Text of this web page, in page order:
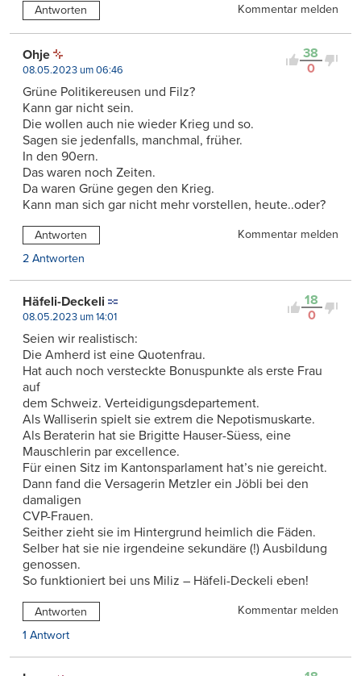
Antworten Kommentar melden
38
0
Ohje
08.05.2023 um 06:46
Grüne Politikereusen und Filz?
Kann gar nicht sein.
Die wollen auch nie wieder Krieg und so.
Sagen sie jedenfalls, manchmal, früher.
In den 90ern.
Das waren noch Zeiten.
Da waren Grüne gegen den Krieg.
Kann man sich gar nicht mehr vorstellen, heute..oder?
Antworten
Kommentar melden
2 Antworten
18
0
Häfeli-Deckeli
08.05.2023 um 14:01
Seien wir realistisch:
Die Amherd ist eine Quotenfrau.
Hat auch noch versteckte Bonuspunkte als erste Frau
auf
dem Schweiz. Verteidigungsdepartement.
Als Walliserin spielt sie extrem die Nepotismuskarte.
Als Beraterin hat sie Brigitte Hauser-Süess, eine
Mauschlerin par excellence.
Für einen Sitz im Kantonsparlament hat’s nie gereicht.
Dann fand die Versagerin Metzler ein Jöbli bei den
damaligen
CVP-Frauen.
Seither zieht sie im Hintergrund heimlich die Fäden.
Selber hat sie nie irgendeine sekundäre (!) Ausbildung
genossen.
So funktioniert bei uns Miliz – Häfeli-Deckeli eben!
Antworten
Kommentar melden
1 Antwort